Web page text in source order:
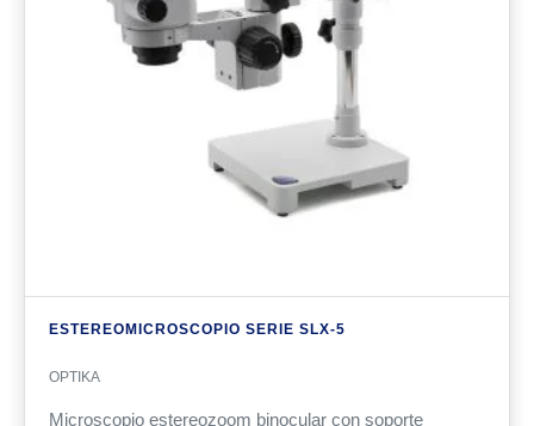
ESTEREOMICROSCOPIO SERIE SLX-5
OPTIKA
Microscopio estereozoom binocular con soporte